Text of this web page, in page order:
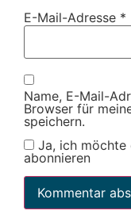
E-Mail-Adresse *
Name, E-Mail-
Browser für
speichern.
Ja, ich möchte
abonnieren